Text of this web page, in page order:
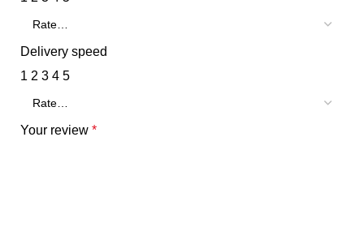
Delivery speed
1 2 3 4 5
Your review *